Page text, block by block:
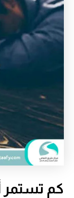
كم تستمر